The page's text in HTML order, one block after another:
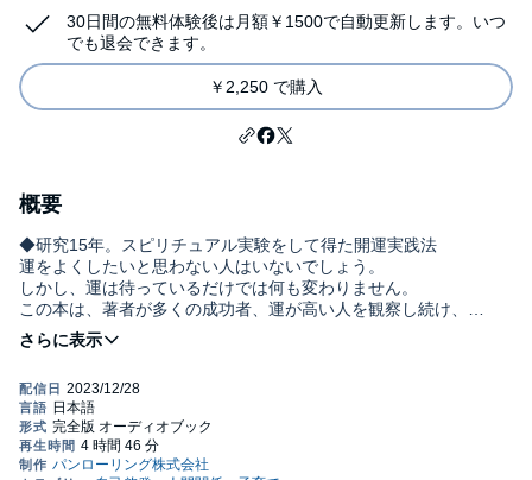
30日間の無料体験後は月額￥1500で自動更新します。いつ
でも退会できます。
￥2,250 で購入
概要
◆研究15年。スピリチュアル実験をして得た開運実践法
運をよくしたいと思わない人はいないでしょう。
しかし、運は待っているだけでは何も変わりません。
この本は、著者が多くの成功者、運が高い人を観察し続け、
自らも彼らのやっていることを実践して得た、
開運の実践法が事細かに解説されています。
小さな行動の積み重ねが人生を大きく変えていく
と著者は言います。
そうした運を高める行動が、
想定外の奇跡を呼び起こすのかもしれません。